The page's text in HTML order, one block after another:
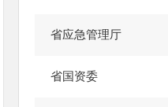
省应急管理厅
省国资委